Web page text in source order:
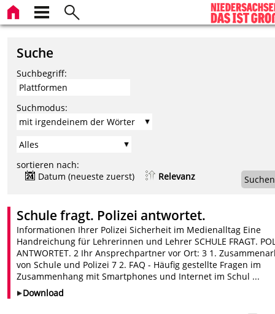
Suche
Suchbegriff:
Suchmodus:
sortieren nach:
Datum (neueste zuerst)
Relevanz Suchen
Schule fragt. Polizei antwortet.
Informationen Ihrer Polizei Sicherheit im Medienalltag Eine
Handreichung für Lehrerinnen und Lehrer SCHULE FRAGT.
ANTWORTET. 2 Ihr Ansprechpartner vor Ort: 3 1.
von Schule und Polizei 7 2. FAQ - Häufig gestellte Fragen im
Zusammenhang mit Smartphones und Internet im Schul ...
Download